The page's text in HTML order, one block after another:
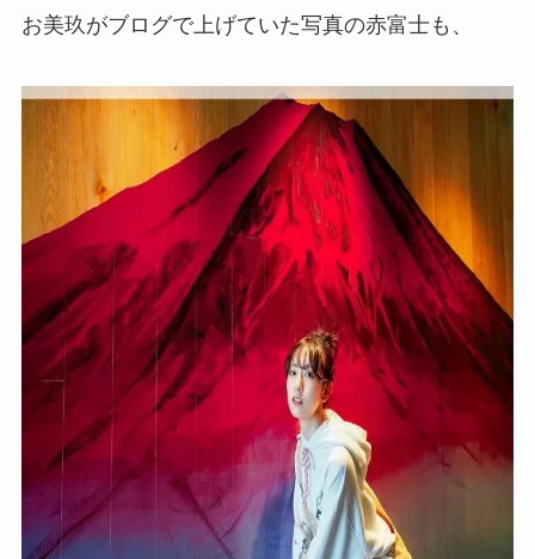
お美玖がブログで上げていた写真の赤富士も、